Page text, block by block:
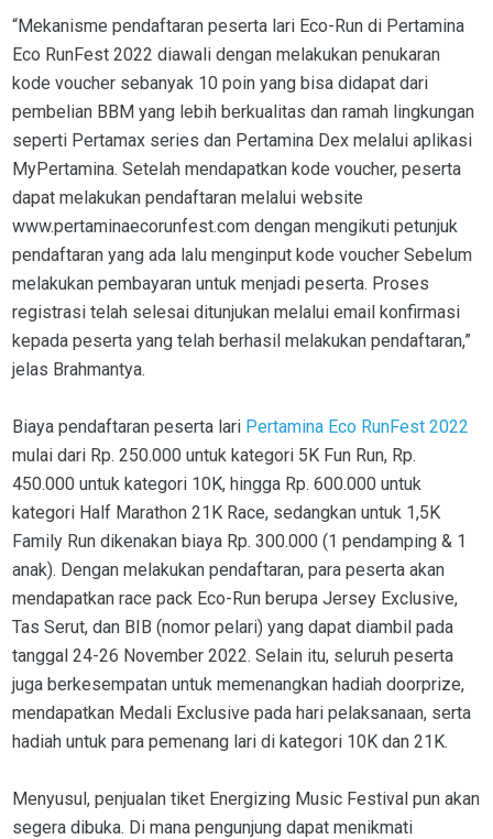
“Mekanisme pendaftaran peserta lari Eco-Run di Pertamina
Eco RunFest 2022 diawali dengan melakukan penukaran
kode voucher sebanyak 10 poin yang bisa didapat dari
pembelian BBM yang lebih berkualitas dan ramah lingkungan
seperti Pertamax series dan Pertamina Dex melalui aplikasi
MyPertamina. Setelah mendapatkan kode voucher, peserta
dapat melakukan pendaftaran melalui website
www.pertaminaecorunfest.com dengan mengikuti petunjuk
pendaftaran yang ada lalu menginput kode voucher Sebelum
melakukan pembayaran untuk menjadi peserta. Proses
registrasi telah selesai ditunjukan melalui email konfirmasi
kepada peserta yang telah berhasil melakukan pendaftaran,”
jelas Brahmantya.
Biaya pendaftaran peserta lari Pertamina Eco RunFest 2022
mulai dari Rp. 250.000 untuk kategori 5K Fun Run, Rp.
450.000 untuk kategori 10K, hingga Rp. 600.000 untuk
kategori Half Marathon 21K Race, sedangkan untuk 1,5K
Family Run dikenakan biaya Rp. 300.000 (1 pendamping & 1
anak). Dengan melakukan pendaftaran, para peserta akan
mendapatkan race pack Eco-Run berupa Jersey Exclusive,
Tas Serut, dan BIB (nomor pelari) yang dapat diambil pada
tanggal 24-26 November 2022. Selain itu, seluruh peserta
juga berkesempatan untuk memenangkan hadiah doorprize,
mendapatkan Medali Exclusive pada hari pelaksanaan, serta
hadiah untuk para pemenang lari di kategori 10K dan 21K.
Menyusul, penjualan tiket Energizing Music Festival pun akan
segera dibuka. Di mana pengunjung dapat menikmati